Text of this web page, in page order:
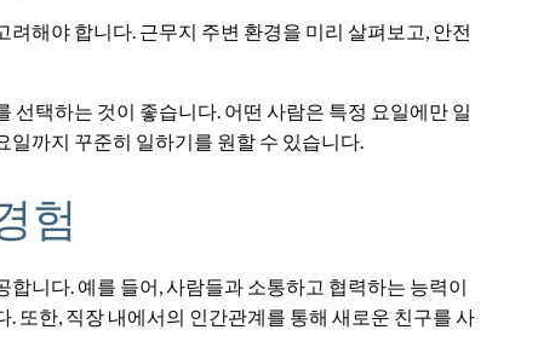
해야 합니다. 근무지 주변 환경을 미리 살펴보고, 안전
선택하는 것이 좋습니다. 어떤 사람은 특정 요일에만 일
일까지 꾸준히 일하기를 원할 수 있습니다.
험
니다. 예를 들어, 사람들과 소통하고 협력하는 능력이
또한, 직장 내에서의 인간관계를 통해 새로운 친구를 사